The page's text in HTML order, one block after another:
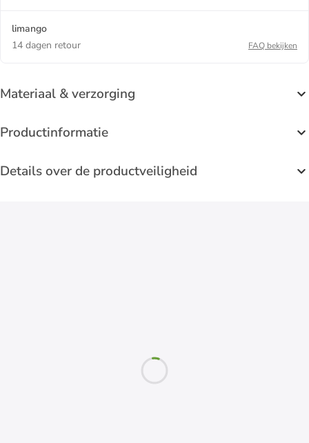
limango
14 dagen retour
FAQ bekijken
Materiaal & verzorging
Productinformatie
Details over de productveiligheid